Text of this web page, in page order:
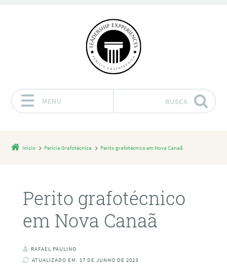
MENU BUSCA
Início Perícia Grafotécnica Perito grafotécnico em Nova Canaã
Perito grafotécnico
em Nova Canaã
RAFAEL PAULINO
ATUALIZADO EM: 17 DE JUNHO DE 2023